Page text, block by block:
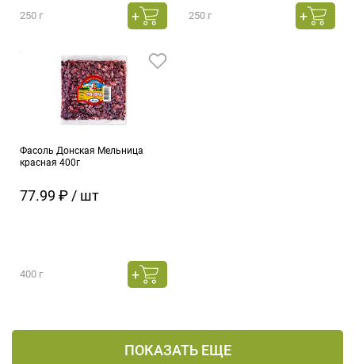
250 г 250 г
Фасоль Донская Мельница
красная 400г
77.99 ₽ / шт
400 г
ПОКАЗАТЬ ЕЩЕ